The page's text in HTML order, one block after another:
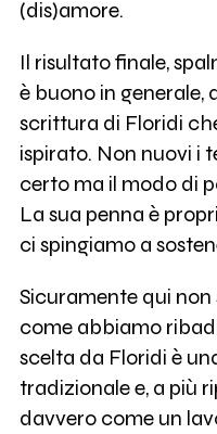
(dis)amore.
Il risultato finale,
è buono in generale,
scrittura di Floridi
ispirato. Non nuovi i
certo ma il modo di
La sua penna è
ci spingiamo a
Sicuramente qui non
come abbiamo
scelta da Floridi è
tradizionale e, a più
davvero come un